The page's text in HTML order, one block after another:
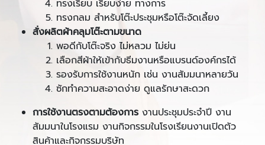
ทรงเรียบ เรียบง่าย ทางการ
ทรงกลม สำหรับโต๊ะประชุมหรือโต๊ะจัดเลี้ยง
สั่งผลิตผ้าคลุมโต๊ะตามขนาด
พอดีกับโต๊ะจริง ไม่หลวม ไม่ย่น
เลือกสีผ้าให้เข้ากับธีมงานหรือแบรนด์องค์กรได้
รองรับการใช้งานหนัก เช่น งานสัมมนาหลายวัน
ซักทำความสะอาดง่าย ดูแลรักษาสะดวก
การใช้งานตรงตามต้องการ งานประชุมประจำปี งาน
สัมมนาในโรงแรม งานกิจกรรมในโรงเรียนงานเปิดตัว
สินค้าและกิจกรรมบริษัท